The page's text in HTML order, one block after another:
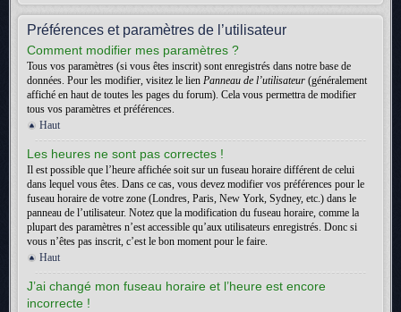
Préférences et paramètres de l’utilisateur
Comment modifier mes paramètres ?
Tous vos paramètres (si vous êtes inscrit) sont enregistrés dans notre base de
données. Pour les modifier, visitez le lien Panneau de l’utilisateur (généralement
affiché en haut de toutes les pages du forum). Cela vous permettra de modifier
tous vos paramètres et préférences.
Haut
Les heures ne sont pas correctes !
Il est possible que l’heure affichée soit sur un fuseau horaire différent de celui
dans lequel vous êtes. Dans ce cas, vous devez modifier vos préférences pour le
fuseau horaire de votre zone (Londres, Paris, New York, Sydney, etc.) dans le
panneau de l’utilisateur. Notez que la modification du fuseau horaire, comme la
plupart des paramètres n’est accessible qu’aux utilisateurs enregistrés. Donc si
vous n’êtes pas inscrit, c’est le bon moment pour le faire.
Haut
J’ai changé mon fuseau horaire et l’heure est encore
incorrecte !